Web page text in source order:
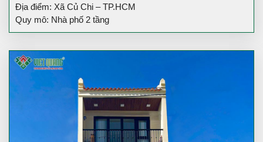
Địa điểm: Xã Củ Chi – TP.HCM
Quy mô: Nhà phố 2 tầng